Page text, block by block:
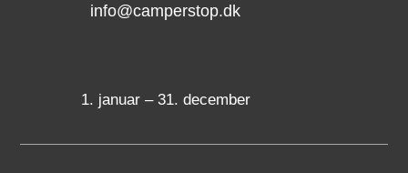
info@camperstop.dk
1. januar – 31. december